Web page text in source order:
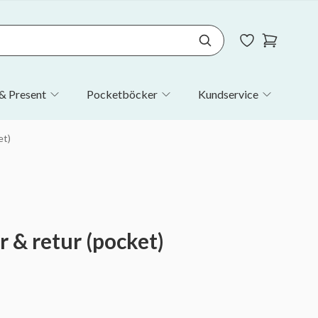
Present Pocketböcker Kundservice
& retur (pocket)